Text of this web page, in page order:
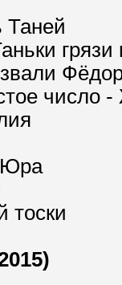
Таней
грязи
число
Юра
тоски